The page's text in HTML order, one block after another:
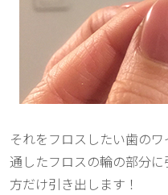
それをフロスしたい歯の
通したフロスの輪の部分
方だけ引き出します！